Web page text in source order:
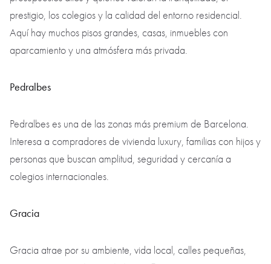
prestigio, los colegios y la calidad del entorno residencial.
Aquí hay muchos pisos grandes, casas, inmuebles con
aparcamiento y una atmósfera más privada.
Pedralbes
Pedralbes es una de las zonas más premium de Barcelona.
Interesa a compradores de vivienda luxury, familias con hijos y
personas que buscan amplitud, seguridad y cercanía a
colegios internacionales.
Gracia
Gracia atrae por su ambiente, vida local, calles pequeñas,